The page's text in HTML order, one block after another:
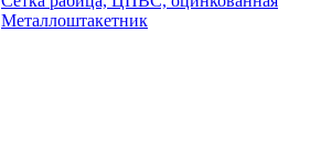
Металлоштакетник